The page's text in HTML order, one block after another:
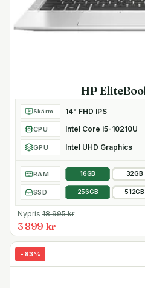
HP
Skärm 14" FHD IPS
CPU Intel Core i5-10210U
GPU Intel UHD Graphics
RAM 16GB 32GB
SSD 256GB 512GB
Nypris 18 995kr
3 899 kr
- 83%